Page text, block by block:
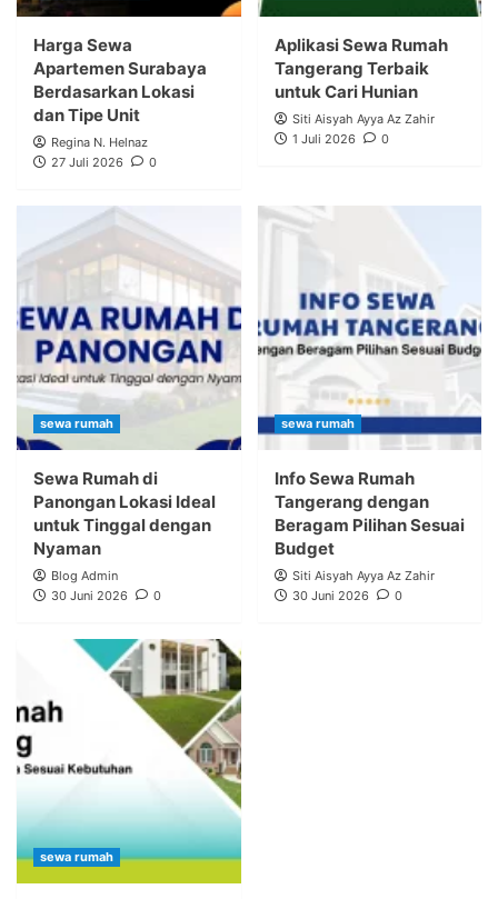
Harga Sewa
Apartemen Surabaya
Berdasarkan Lokasi
dan Tipe Unit
Regina N. Helnaz
27 Juli 2026
0
Aplikasi Sewa Rumah
Tangerang Terbaik
untuk Cari Hunian
Siti Aisyah Ayya Az Zahir
1 Juli 2026
0
sewa rumah
Sewa Rumah di
Panongan Lokasi Ideal
untuk Tinggal dengan
Nyaman
Blog Admin
30 Juni 2026
0
sewa rumah
Info Sewa Rumah
Tangerang dengan
Beragam Pilihan Sesuai
Budget
Siti Aisyah Ayya Az Zahir
30 Juni 2026
0
sewa rumah